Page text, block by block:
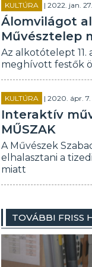
KULTÚRA | 2022. jan.
Álomvilágot
Művésztelep
Az alkotótelept 11.
meghívott festők
KULTÚRA | 2020. ápr.
Interaktív
MŰSZAK
A Művészek
elhalasztani a
miatt
TOVÁBBI FRISS